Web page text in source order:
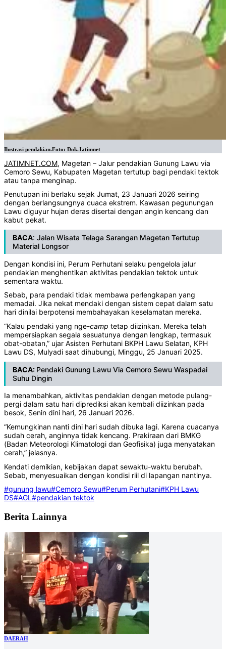
Ilustrasi pendakian.Foto: Dok.Jatimnet
JATIMNET.COM, Magetan – Jalur pendakian Gunung Lawu via
Cemoro Sewu, Kabupaten Magetan tertutup bagi pendaki tektok
atau tanpa menginap.
Penutupan ini berlaku sejak Jumat, 23 Januari 2026 seiring
dengan berlangsungnya cuaca ekstrem. Kawasan pegunungan
Lawu diguyur hujan deras disertai dengan angin kencang dan
kabut pekat.
BACA: Jalan Wisata Telaga Sarangan Magetan Tertutup
Material Longsor
Dengan kondisi ini, Perum Perhutani selaku pengelola jalur
pendakian menghentikan aktivitas pendakian tektok untuk
sementara waktu.
Sebab, para pendaki tidak membawa perlengkapan yang
memadai. Jika nekat mendaki dengan sistem cepat dalam satu
hari dinilai berpotensi membahayakan keselamatan mereka.
“Kalau pendaki yang nge-camp tetap diizinkan. Mereka telah
mempersiapkan segala sesuatunya dengan lengkap, termasuk
obat-obatan,” ujar Asisten Perhutani BKPH Lawu Selatan, KPH
Lawu DS, Mulyadi saat dihubungi, Minggu, 25 Januari 2025.
BACA: Pendaki Gunung Lawu Via Cemoro Sewu Waspadai
Suhu Dingin
Ia menambahkan, aktivitas pendakian dengan metode pulang-
pergi dalam satu hari diprediksi akan kembali diizinkan pada
besok, Senin dini hari, 26 Januari 2026.
“Kemungkinan nanti dini hari sudah dibuka lagi. Karena cuacanya
sudah cerah, anginnya tidak kencang. Prakiraan dari BMKG
(Badan Meteorologi Klimatologi dan Geofisika) juga menyatakan
cerah,” jelasnya.
Kendati demikian, kebijakan dapat sewaktu-waktu berubah.
Sebab, menyesuaikan dengan kondisi riil di lapangan nantinya.
#gunung lawu#Cemoro Sewu#Perum Perhutani#KPH Lawu
DS#AGL #pendakian tektok
Berita Lainnya
DAERAH